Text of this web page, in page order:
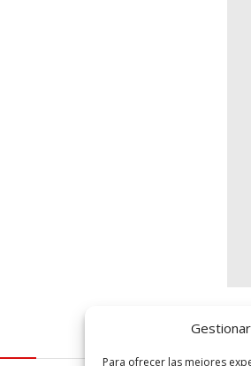
Para ofrecer las mejores